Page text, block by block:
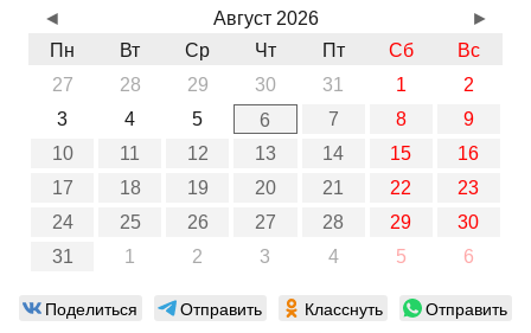
Август 2026
Пн
Вт Ср Чт Пт Сб
Вс
27
28 29 30 31 1
2
3
4 5 6 7 8
9
10
11 12 13 14 15
16
17
18 19 20 21 22
23
24
25 26 27 28 29
30
31
1 2 3 4 5 6
◄ ►
Поделиться Отправить Класснуть
Отправить